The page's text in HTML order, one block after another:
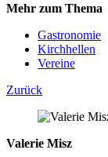
Mehr zum Thema
Gastronomie
Kirchhellen
Vereine
Zurück
Valerie Misz